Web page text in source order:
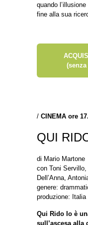
quando
fine alla sua
/ CINEMA ore
QUI
di Mario Martone
con Toni
Dell’Anna,
genere:
produzione: Italia
Qui Rido Io è
sull’ascesa alla